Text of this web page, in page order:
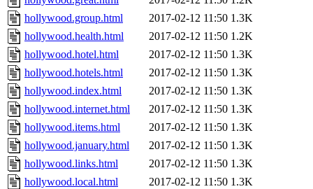
hollywood.group.html
2017-02-12 11:50 1.3K
hollywood.health.html
2017-02-12 11:50 1.2K
hollywood.hotel.html
2017-02-12 11:50 1.3K
hollywood.hotels.html
2017-02-12 11:50 1.3K
hollywood.index.html
2017-02-12 11:50 1.3K
hollywood.internet.html
2017-02-12 11:50 1.3K
hollywood.items.html
2017-02-12 11:50 1.3K
hollywood.january.html
2017-02-12 11:50 1.3K
hollywood.links.html
2017-02-12 11:50 1.3K
hollywood.local.html
2017-02-12 11:50 1.3K